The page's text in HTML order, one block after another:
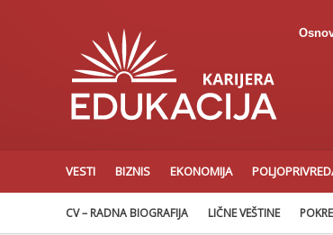
VESTI BIZNIS EKONOMIJA
CV – RADNA BIOGRAFIJA LIČNE VEŠTINE